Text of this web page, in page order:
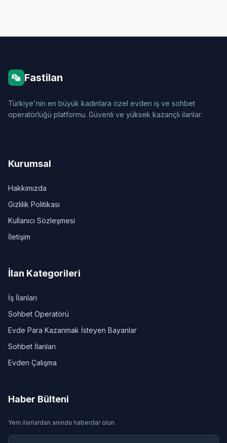
Fastilan
Türkiye'nin en büyük kadınlara özel evden iş ve sohbet
operatörlüğü platformu. Güvenli ve yüksek kazançlı ilanlar.
Kurumsal
Hakkımızda
Gizlilik Politikası
Kullanıcı Sözleşmesi
İletişim
İlan Kategorileri
İş İlanları
Sohbet Operatörü
Evde Para Kazanmak İsteyen Bayanlar
Sohbet İlanları
Evden Çalışma
Haber Bülteni
Yeni ilanlardan anında haberdar olun.